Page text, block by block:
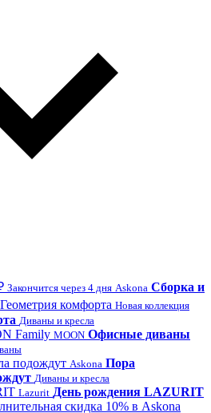
Закончится через 4 дня Askona Сборка и
Новая коллекция
Диваны и кресла
MOON Офисные диваны
Askona Пора
Диваны и кресла
Lazurit День рождения LAZURIT